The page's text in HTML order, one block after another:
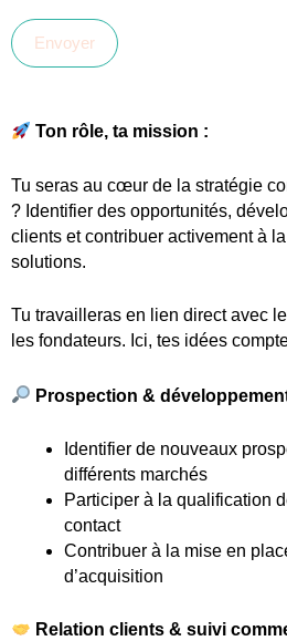
Envoyer
Ton rôle, ta mission :
Tu seras au cœur de la stratégie
? Identifier des opportunités,
clients et contribuer activement à
solutions.
Tu travailleras en lien direct avec
les fondateurs. Ici, tes idées
Prospection &
Identifier de nouveaux
différents marchés
Participer à la qualification
contact
Contribuer à la mise en
d’acquisition
Relation clients & suivi